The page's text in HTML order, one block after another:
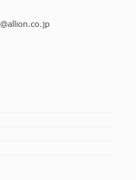
@allion.co.jp